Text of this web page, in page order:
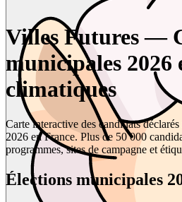
Villes Futures —
municipales 2026
climatiques
Carte interactive des candidats
2026 en France. Plus de 50 000
programmes, sites de campagne et
Élections municipales